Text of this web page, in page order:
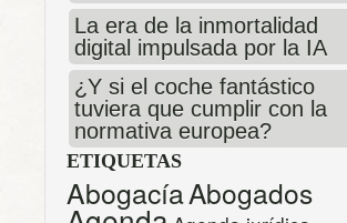
La era de la inmortalidad
digital impulsada por la IA
¿Y si el coche fantástico
tuviera que cumplir con la
normativa europea?
ETIQUETAS
AbogacíaAbogados